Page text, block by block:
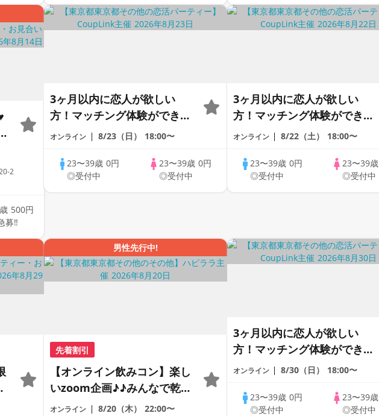
2
500円
募‼
3ヶ月以内に恋人が欲しい
方！マッチング体験ができる
1dayCoupLink♪【恋活】
オンライン 8/23（日） 18:00〜
23〜39歳0円
◎受付中
23〜39歳0円
◎受付中
3ヶ月以内に恋人が欲しい
方！マッチング体験ができる
1dayCoupLink♪【恋活】
オンライン 8/22（土） 18:00〜
23〜39歳 0円
◎受付中
23〜39歳
◎受付中
男性先行中!
先着割引
【オンライン飲みコン】楽し
いzoom企画♪♪みんなで乾杯
～～！20代30代の出会い応援
オンライン 8/20（木） 22:00〜
3ヶ月以内に恋人が欲しい
方！マッチング体験ができる
1dayCoupLink♪【恋活】
オンライン 8/30（日） 18:00〜
23〜39歳 0円
◎受付中
23〜39歳
◎受付中